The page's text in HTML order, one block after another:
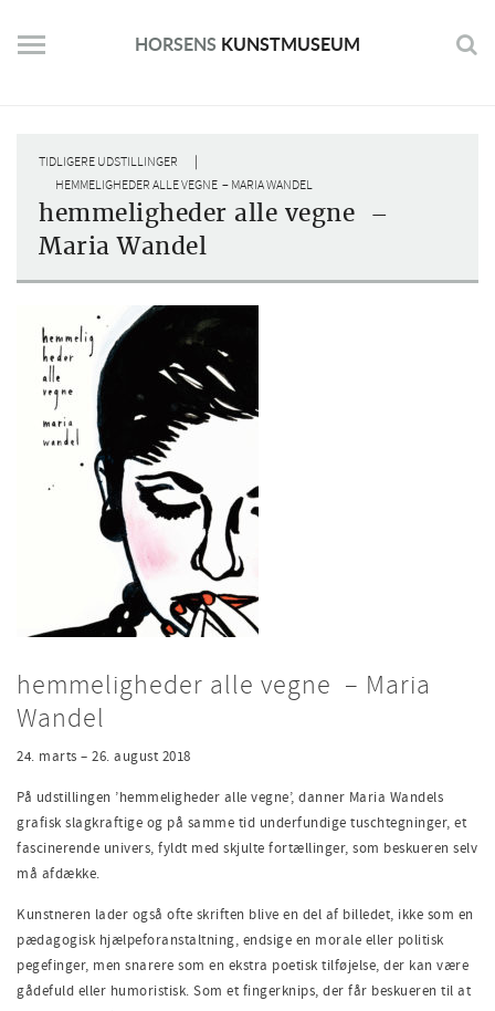
content
HORSENS KUNSTMUSEUM
TIDLIGERE UDSTILLINGER |
HEMMELIGHEDER ALLE VEGNE – MARIA WANDEL
hemmeligheder alle vegne –
Maria Wandel
hemmeligheder alle vegne – Maria
Wandel
24. marts – 26. august 2018
På udstillingen ’hemmeligheder alle vegne’, danner Maria Wandels
grafisk slagkraftige og på samme tid underfundige tuschtegninger, et
fascinerende univers, fyldt med skjulte fortællinger, som beskueren selv
må afdække.
Kunstneren lader også ofte skriften blive en del af billedet, ikke som en
pædagogisk hjælpeforanstaltning, endsige en morale eller politisk
pegefinger, men snarere som en ekstra poetisk tilføjelse, der kan være
gådefuld eller humoristisk. Som et fingerknips, der får beskueren til at